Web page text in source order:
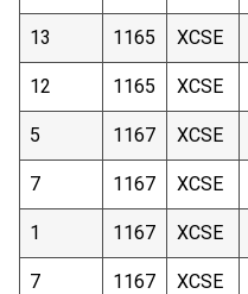
13 1165 XCSE
12 1165 XCSE
5 1167 XCSE
7 1167 XCSE
1 1167 XCSE
7 1167 XCSE